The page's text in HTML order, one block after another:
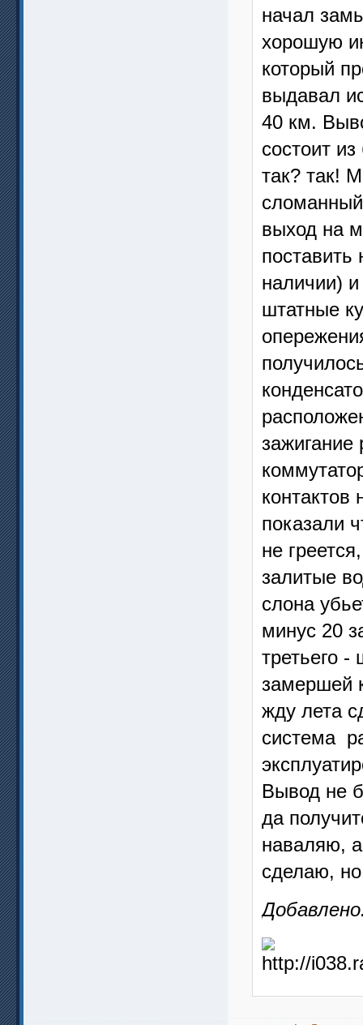
начал
хорошую
который
выдавал
40 км.
состоит
так? так!
выход на
наличии)
штатные
зажигание
показали
не
залитые
слона
минус 20
третьего
замершей
жду лета
система
Вывод не
да
наваляю,
сделаю,